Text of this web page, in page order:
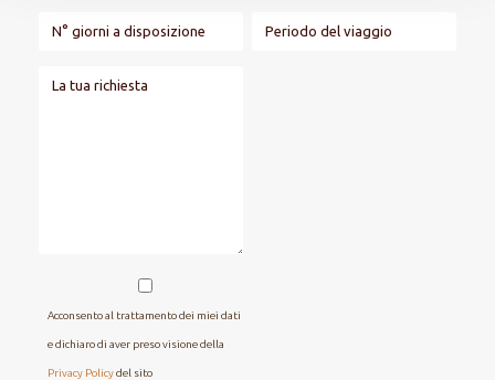
Acconsento al trattamento dei miei dati
e dichiaro di aver preso visione della
Privacy Policydel sito